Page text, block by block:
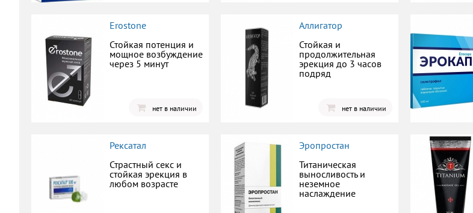
Erostone
Стойкая потенция и
мощное возбуждение
через 5 минут
нет в наличии
Аллигатор
Стойкая и
продолжительная
эрекция до 3 часов
подряд
нет в наличии
Рексатал
Страстный секс и
стойкая эрекция в
любом возрасте
Эропростан
Титаническая
выносливость и
неземное
наслаждение